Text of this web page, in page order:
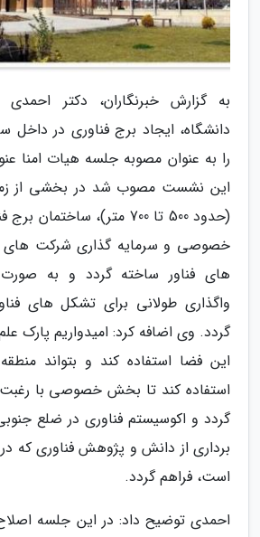
به گزارش خبرنگاران، دکتر
دانشگاه، ایجاد برج فناوری در
را به عنوان مصوبه جلسه هیات امنا
این نشست مصوب شد در بخشی از
(حدود 500 تا 700 متر)،
خصوصی و سرمایه گذاری شرکت های
های فناور ساخته گردد و به صورت
واگذاری طولانی برای تشکل های
گردد. وی اضافه کرد: امیدواریم پارک
این فضا استفاده کند و بتواند
استفاده کند تا بخش خصوصی با رغبت
گردد و اکوسیستم فناوری در ضلع
برداری از دانش و پژوهش فناوری که
است، فراهم گردد.
احمدی توضیح داد: در این جلسه